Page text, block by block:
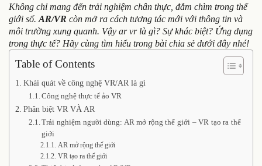
Không chỉ mang đến trải nghiệm chân thực, đắm chìm trong thế
giới số. AR/VR còn mở ra cách tương tác mới với thông tin và
môi trường xung quanh. Vậy ar vr là gì? Sự khác biệt? Ứng dụng
trong thực tế? Hãy cùng tìm hiểu trong bài chia sẻ dưới đây nhé!
Table of Contents
Khái quát về công nghệ VR/AR là gì
Công nghệ thực tế ảo VR
Phân biệt VR VÀ AR
Trải nghiệm người dùng: AR mở rộng thế giới – VR tạo ra thế
giới
AR mở rộng thế giới
VR tạo ra thế giới